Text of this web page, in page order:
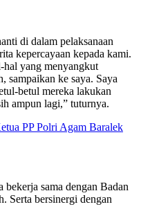
di dalam pelaksanaan
kepercayaan kepada kami.
hal yang menyangkut
sampaikan ke saya. Saya
betul mereka lakukan
ampun lagi,” tuturnya.
PP Polri Agam Baralek
sama dengan Badan
Serta bersinergi dengan